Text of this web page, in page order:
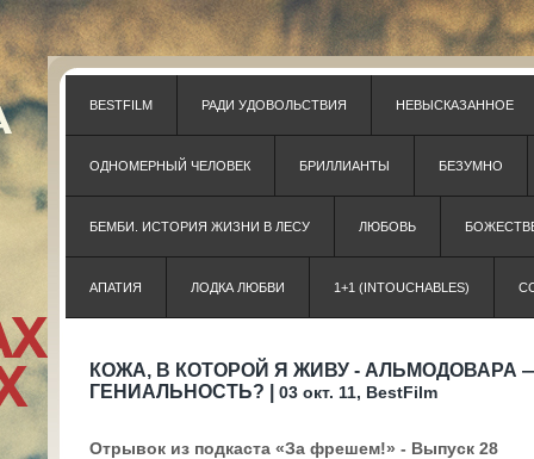
BESTFILM РАДИ УДОВОЛЬСТВИЯ НЕВЫСКАЗАННОЕ
ОДНОМЕРНЫЙ ЧЕЛОВЕК БРИЛЛИАНТЫ БЕЗУМНО
БЕМБИ. ИСТОРИЯ ЖИЗНИ В ЛЕСУ ЛЮБОВЬ
АПАТИЯ ЛОДКА ЛЮБВИ 1+1 (INTOUCHABLES)
КОЖА, В КОТОРОЙ Я ЖИВУ - АЛЬМОДОВАРА
ГЕНИАЛЬНОСТЬ? | 03 окт. 11, BestFilm
Отрывок из подкаста «За фрешем!» - Выпуск 28